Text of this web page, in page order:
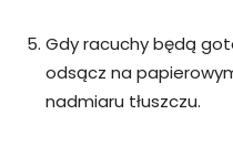
Gdy racuchy będą
odsącz na
nadmiaru tłuszczu.